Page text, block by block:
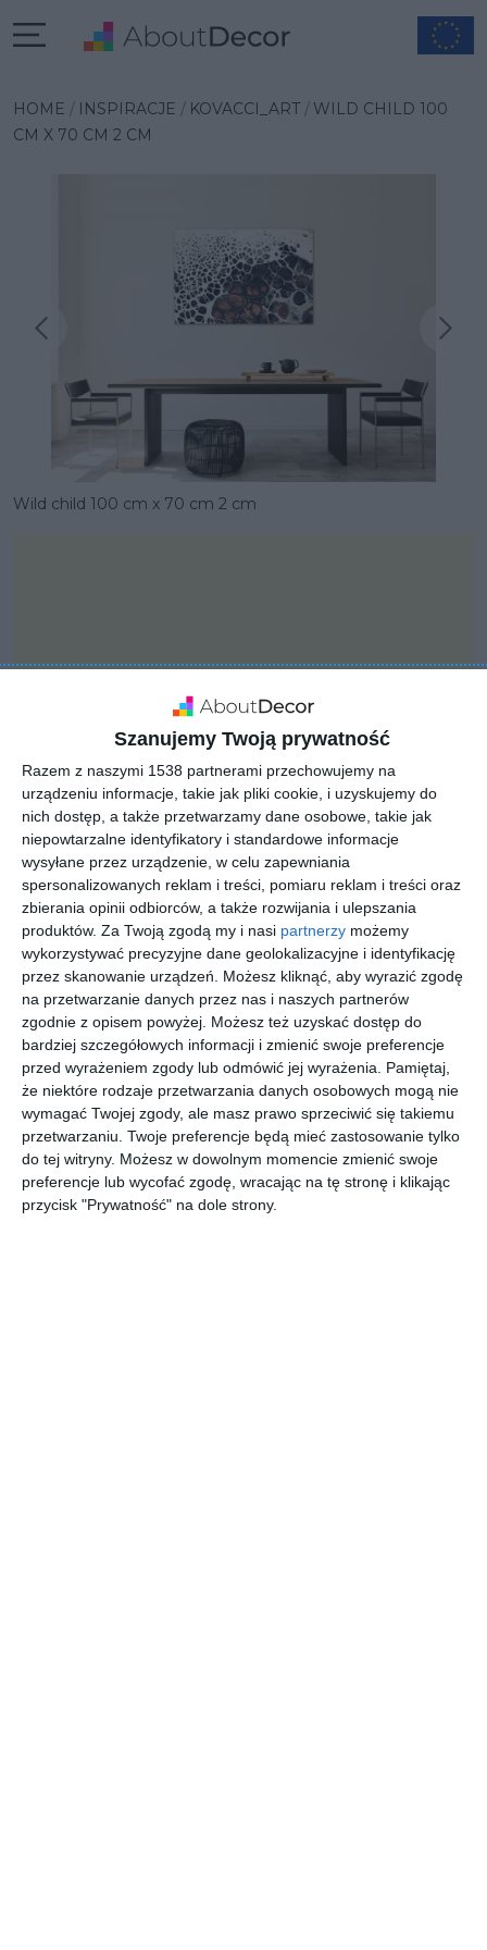
Szanujemy Twoją prywatność
Razem z naszymi 1538 partnerami przechowujemy na
urządzeniu informacje, takie jak pliki cookie, i uzyskujemy do
nich dostęp, a także przetwarzamy dane osobowe, takie jak
niepowtarzalne identyfikatory i standardowe informacje
wysyłane przez urządzenie, w celu zapewniania
spersonalizowanych reklam i treści, pomiaru reklam i treści oraz
zbierania opinii odbiorców, a także rozwijania i ulepszania
produktów. Za Twoją zgodą my i nasi partnerzy możemy
wykorzystywać precyzyjne dane geolokalizacyjne i identyfikację
przez skanowanie urządzeń. Możesz kliknąć, aby wyrazić zgodę
na przetwarzanie danych przez nas i naszych partnerów
zgodnie z opisem powyżej. Możesz też uzyskać dostęp do
bardziej szczegółowych informacji i zmienić swoje preferencje
przed wyrażeniem zgody lub odmówić jej wyrażenia.
Pamiętaj,
że niektóre rodzaje przetwarzania danych osobowych mogą nie
wymagać Twojej zgody, ale masz prawo sprzeciwić się takiemu
przetwarzaniu. Twoje preferencje będą mieć zastosowanie tylko
do tej witryny. Możesz w dowolnym momencie zmienić swoje
preferencje lub wycofać zgodę, wracając na tę stronę i klikając
przycisk "Prywatność" na dole strony.
HOME INSPIRACJE KOVACCI_ART
WILD CHILD 100
CM X 70 CM 2 CM
Poprzednia inspiracja
Następna inspiracja
Wild child 100 cm x 70 cm 2 cm
PROJEKT
Wild child 100 cm x 70
cm 2 cm
Wysokiej jakości wydruk na płótnie o wymiarach 100 cm x
70 cm x 2 cm
POKAŻ WIĘCEJ
kovacci_art
Szacunkowy koszt realizacji
600 zł
Szacunkowy czas realizacji